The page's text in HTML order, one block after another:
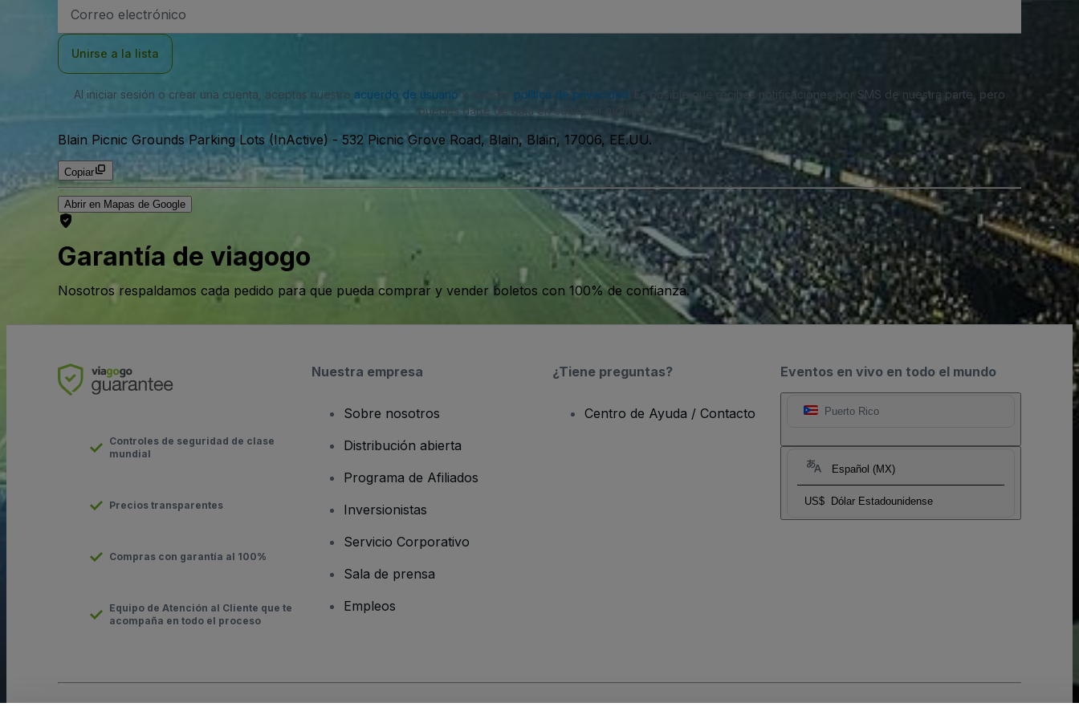
de
Unirse a la lista
Al iniciar sesión o crear una cuenta, aceptas nuestro acuerdo de usuario y nuestra política de privacidad . Es posible que recibas notificaciones por SMS de nuestra parte, pero
puedes darte de baja en cualquier momento.
Blain Picnic Grounds Parking Lots (InActive) - 532 Picnic Grove Road, Blain, Blain, 17006, EE.UU.
Copiar
Abrir en Mapas de Google
Garantía de viagogo
Nosotros respaldamos cada pedido para que pueda comprar y vender boletos con 100% de confianza.
Eventos en vivo en todo el mundo
Puerto Rico
Español (MX)
US$ Dólar Estadounidense
Controles de seguridad de clase
mundial
Precios transparentes
Compras con garantía al 100%
Equipo de Atención al Cliente que te
acompaña en todo el proceso
Nuestra empresa
Sobre nosotros
Distribución abierta
Programa de Afiliados
Inversionistas
Servicio Corporativo
Sala de prensa
Empleos
¿Tiene preguntas?
Centro de Ayuda / Contacto